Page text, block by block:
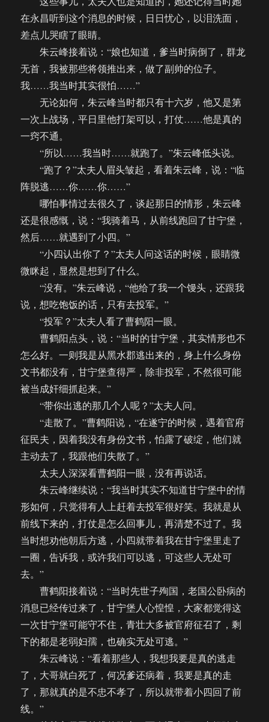
在永昌听到这个消息的时候，日日忧心，以泪洗面，
差点儿哭瞎了眼睛。
朱云峰接着说：“娘也知道，爹当时病倒了，群龙
无首，我被那些将领推出来，做了副帅的位子。
我……我当时其实很怕……”
无论如何，朱云峰当时都只有十六岁，他又是第
一次上战场，平日里他打架可以，打仗……他是真的
一窍不通。
“所以……我当时……就跑了。”朱云峰低头说。
“跑了？”太夫人眉头皱起，看着朱云峰，说：“临
阵脱逃……你……你……”
哪怕事情过去很久了，谈起那日的情形，朱云峰
还是很感慨，说：“我骑着马，从前线跑回了甘宁堡，
然后……就遇到了小四。”
“小四认出你了？”太夫人问这话的时候，眼睛微
微眯起，显然是想到了什么。
“没有。”朱云峰说，“他给了我一个馒头，还跟我
说，想吃饱饭的话，只有去投军。”
“投军？”太夫人看了曹鹤阳一眼。
曹鹤阳点头，说：“当时的甘宁堡，其实情形也不
怎么好。一则我是从黑水郡逃出来的，身上什么身份
文书都没有，甘宁堡查得严，除非投军，不然很可能
被当成奸细抓起来。”
“带你出逃的那几个人呢？”太夫人问。
“走散了。”曹鹤阳说，“在遂宁的时候，遇着官府
征民夫，因着我没有身份文书，怕露了破绽，他们就
主动去了，我跟他们失散了。”
太夫人深深看曹鹤阳一眼，没有再说话。
朱云峰继续说：“我当时其实不知道甘宁堡中的情
形如何，只觉得有人上赶着去投军很好笑。我就是从
前线下来的，打仗是怎么回事儿，再清楚不过了。我
当时想劝他朝后方逃，小四就带着我在甘宁堡里走了
一圈，告诉我，或许我们可以逃，可这些人无处可
去。”
曹鹤阳接着说：“当时先世子殉国，老国公卧病的
消息已经传过来了，甘宁堡人心惶惶，大家都觉得这
一次甘宁堡可能守不住，青壮大多被官府征召了，剩
下的都是老弱妇孺，也确实无处可逃。”
朱云峰说：“看着那些人，我想我要是真的逃走
了，大哥就白死了，何况爹还病着，我要是真的走
了，那就真的是不忠不孝了，所以就带着小四回了前
线。”